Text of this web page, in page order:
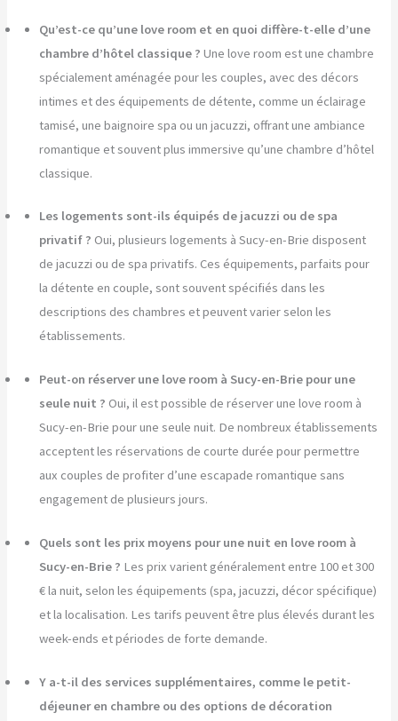
Qu’est-ce qu’une love room et en quoi diffère-t-elle d’une
chambre d’hôtel classique ? Une love room est une chambre
spécialement aménagée pour les couples, avec des décors
intimes et des équipements de détente, comme un éclairage
tamisé, une baignoire spa ou un jacuzzi, offrant une ambiance
romantique et souvent plus immersive qu’une chambre d’hôtel
classique.
Les logements sont-ils équipés de jacuzzi ou de spa
privatif ? Oui, plusieurs logements à Sucy-en-Brie disposent
de jacuzzi ou de spa privatifs. Ces équipements, parfaits pour
la détente en couple, sont souvent spécifiés dans les
descriptions des chambres et peuvent varier selon les
établissements.
Peut-on réserver une love room à Sucy-en-Brie pour une
seule nuit ? Oui, il est possible de réserver une love room à
Sucy-en-Brie pour une seule nuit. De nombreux établissements
acceptent les réservations de courte durée pour permettre
aux couples de profiter d’une escapade romantique sans
engagement de plusieurs jours.
Quels sont les prix moyens pour une nuit en love room à
Sucy-en-Brie ? Les prix varient généralement entre 100 et 300
€ la nuit, selon les équipements (spa, jacuzzi, décor spécifique)
et la localisation. Les tarifs peuvent être plus élevés durant les
week-ends et périodes de forte demande.
Y a-t-il des services supplémentaires, comme le petit-
déjeuner en chambre ou des options de décoration